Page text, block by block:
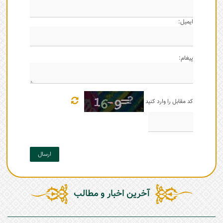
ایمیل:
پیغام:
کد مقابل را وارد کنید
ارسال
آخرین اخبار و مطالب